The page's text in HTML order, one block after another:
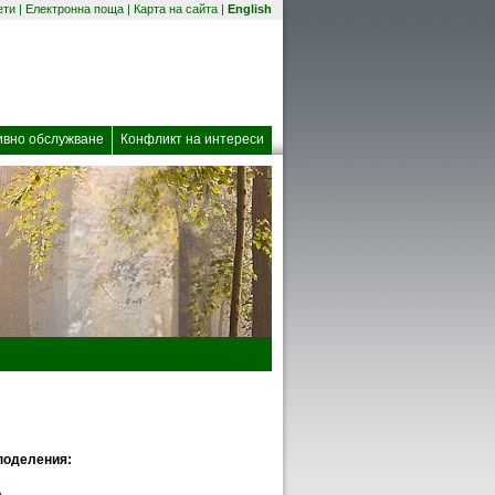
| Електронна поща (отваря се в нов прозорец)
| Карта на сайта | English
обслужване Конфликт на интереси